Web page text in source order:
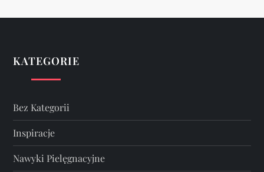
KATEGORIE
Bez Kategorii
Inspiracje
Nawyki Pielęgnacyjne